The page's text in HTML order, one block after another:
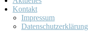
Kontakt
Impressum
Datenschutzerklärung